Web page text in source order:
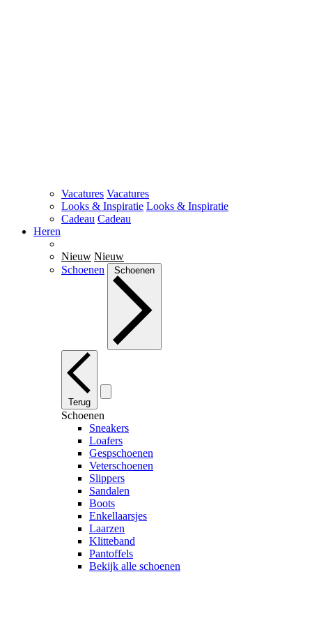
Vacatures Vacatures
Looks & Inspiratie Looks & Inspiratie
Cadeau Cadeau
Heren
Nieuw Nieuw
Schoenen
Schoenen
Terug
Schoenen
Sneakers
Loafers
Gespschoenen
Veterschoenen
Slippers
Sandalen
Boots
Enkellaarsjes
Laarzen
Klitteband
Pantoffels
Bekijk alle schoenen